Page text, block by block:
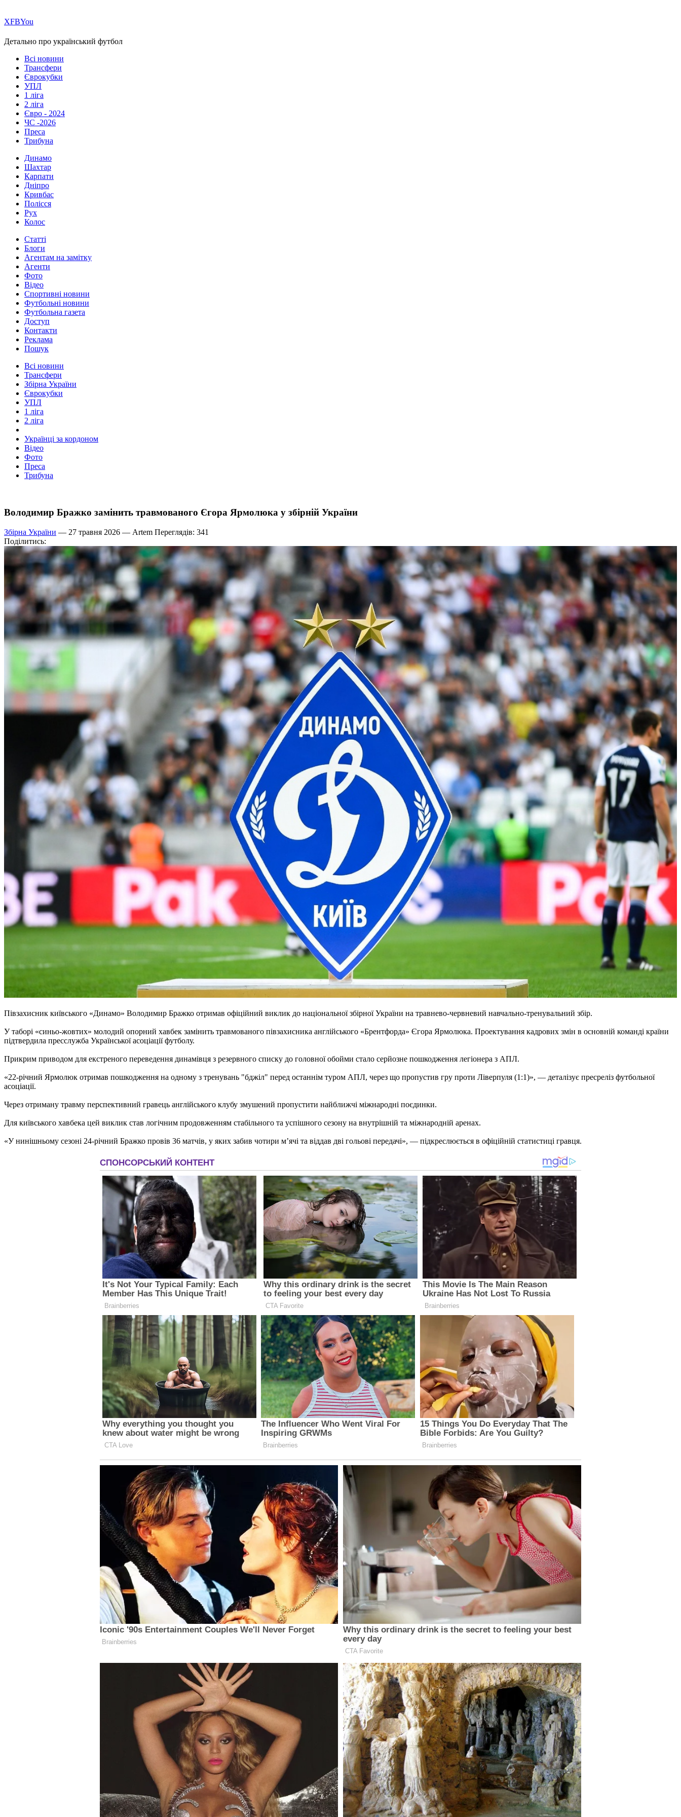
ХFBYou
Детально про український футбол
Всі новини
Трансфери
Єврокубки
УПЛ
1 ліга
2 ліга
Євро - 2024
ЧС -2026
Преса
Трибуна
Динамо
Шахтар
Карпати
Дніпро
Кривбас
Полісся
Рух
Колос
Статті
Блоги
Агентам на замітку
Агенти
Фото
Відео
Спортивні новини
Футбольні новини
Футбольна газета
Доступ
Контакти
Реклама
Пошук
Всі новини
Трансфери
Збірна України
Єврокубки
УПЛ
1 ліга
2 ліга
Українці за кордоном
Відео
Фото
Преса
Трибуна
Володимир Бражко замінить травмованого Єгора Ярмолюка у збірній України
Збірна України — 27 травня 2026 — Artem Переглядів: 341
Поділитись:
Півзахисник київського «Динамо» Володимир Бражко отримав офіційний виклик до національної збірної України на травнево-червневий навчально-тренувальний збір.
У таборі «синьо-жовтих» молодий опорний хавбек замінить травмованого півзахисника англійського «Брентфорда» Єгора Ярмолюка. Проектування кадрових змін в основній команді країни
підтвердила пресслужба Української асоціації футболу.
Прикрим приводом для екстреного переведення динамівця з резервного списку до головної обойми стало серйозне пошкодження легіонера з АПЛ.
«22-річний Ярмолюк отримав пошкодження на одному з тренувань "бджіл" перед останнім туром АПЛ, через що пропустив гру проти Ліверпуля (1:1)», — деталізує пресреліз футбольної
асоціації.
Через отриману травму перспективний гравець англійського клубу змушений пропустити найближчі міжнародні поєдинки.
Для київського хавбека цей виклик став логічним продовженням стабільного та успішного сезону на внутрішній та міжнародній аренах.
«У нинішньому сезоні 24-річний Бражко провів 36 матчів, у яких забив чотири м’ячі та віддав дві гольові передачі», — підкреслюється в офіційній статистиці гравця.